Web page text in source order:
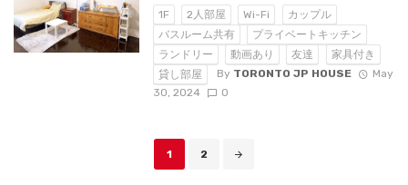
1F 2人部屋 Wi-Fi
カップル
バスルーム共有
プライベートキッチン
ランドリー
動画あり 友達
家具付き
貸し部屋
By TORONTO JP HOUSE
May
30, 2024
0
1 2